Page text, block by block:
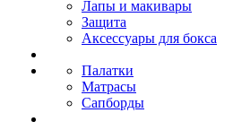
Лапы и макивары
Защита
Аксессуары для бокса
Палатки
Матрасы
Сапборды